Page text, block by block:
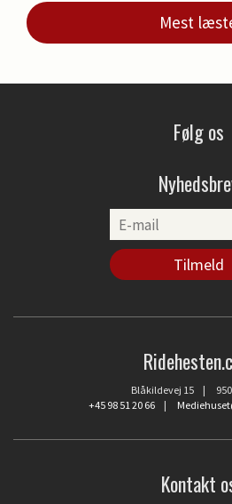
Mest
Følg os
Blåkildevej 15 |
+45 98 51 20 66|
Kontakt